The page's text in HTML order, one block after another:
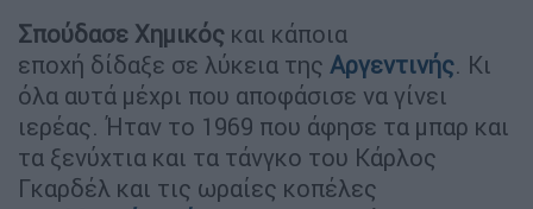
Σπούδασε Χημικός και κάποια
εποχή δίδαξε σε λύκεια της Αργεντινής. Κι
όλα αυτά μέχρι που αποφάσισε να γίνει
ιερέας. Ήταν το 1969 που άφησε τα μπαρ και
τα ξενύχτια και τα τάνγκο του Κάρλος
Γκαρδέλ και τις ωραίες κοπέλες